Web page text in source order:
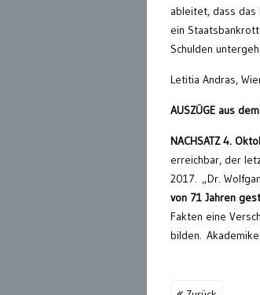
ableitet, dass das
ein
Schulden
Letitia Andras,
AUSZÜGE aus
NACHSATZ 4.
erreichbar, der
2017. „Dr.
von 71 Jahren
Fakten eine
bilden.